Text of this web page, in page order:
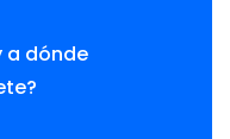
a dónde